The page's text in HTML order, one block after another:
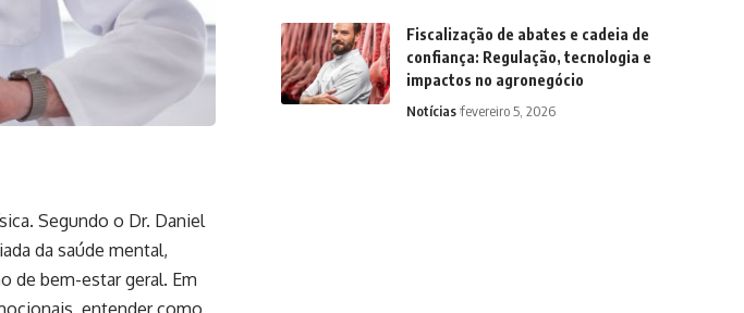
Segundo o Dr. Daniel
da saúde mental,
de bem-estar geral. Em
entender como
Fiscalização de abates e cadeia de
confiança: Regulação, tecnologia e
impactos no agronegócio
Notícias fevereiro 5, 2026